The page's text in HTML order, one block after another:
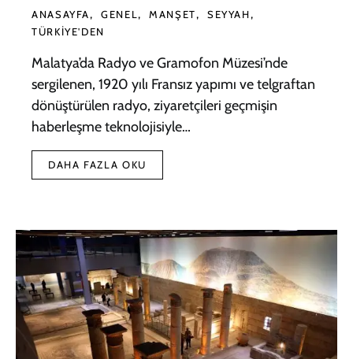
ANASAYFA GENEL MANŞET
SEYYAH
TÜRKIYE'DEN
Malatya’da Radyo ve Gramofon Müzesi’nde
sergilenen, 1920 yılı Fransız yapımı ve telgraftan
dönüştürülen radyo, ziyaretçileri geçmişin
haberleşme teknolojisiyle…
DAHA FAZLA OKU